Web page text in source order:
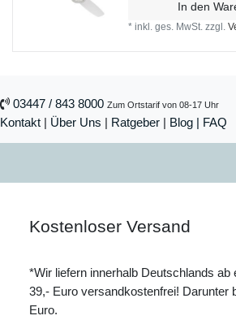
In den
*inkl. ges. MwSt. zzgl.
03447 / 843 8000 Zum Ortstarif von 08-17 Uhr
Kontakt | Über Uns | Ratgeber | Blog | FAQ
Kostenloser Versand
*Wir liefern innerhalb Deutschlands ab
39,- Euro versandkostenfrei! Darunter
Euro.